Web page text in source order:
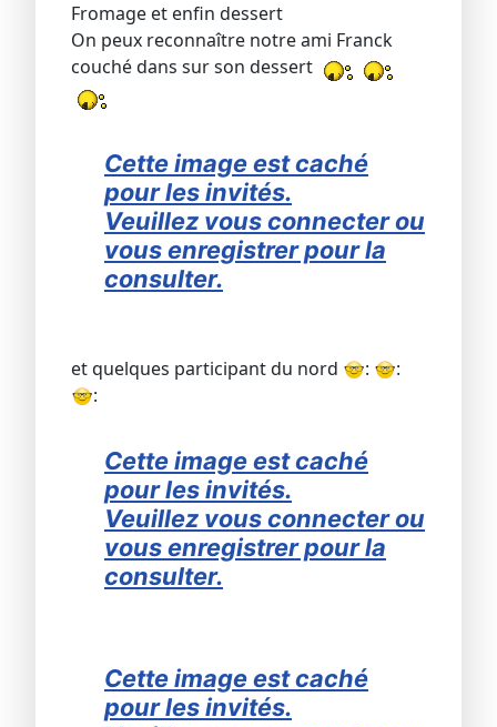
Fromage et enfin dessert
On peux reconnaître notre ami Franck
couché dans sur son dessert
Cette image est caché
pour les invités.
Veuillez vous connecter ou
vous enregistrer pour la
consulter.
et quelques participant du nord :
:
:
Cette image est caché
pour les invités.
Veuillez vous connecter ou
vous enregistrer pour la
consulter.
Cette image est caché
pour les invités.